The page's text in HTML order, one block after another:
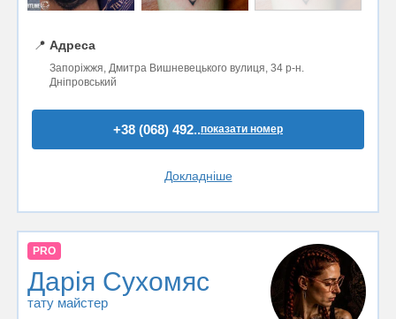
📍 Адреса
Запоріжжя, Дмитра Вишневецького вулиця, 34 р-н.
Дніпровський
+38 (068) 492..показати номер
Докладніше
PRO
Дарія Сухомяс
тату майстер